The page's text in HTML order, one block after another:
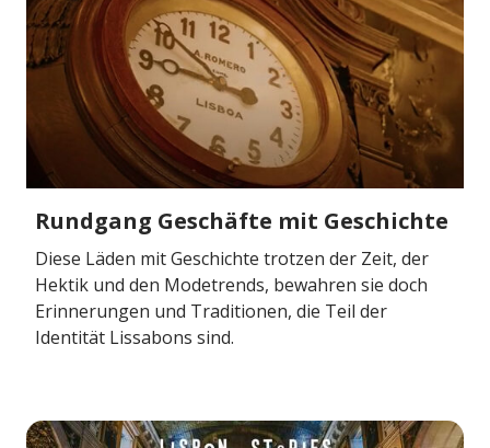
Rundgang Geschäfte mit Geschichte
Diese Läden mit Geschichte trotzen der Zeit, der
Hektik und den Modetrends, bewahren sie doch
Erinnerungen und Traditionen, die Teil der
Identität Lissabons sind.